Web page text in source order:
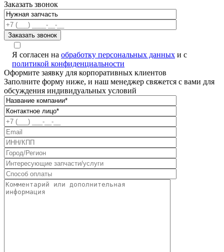
Заказать звонок
Я согласен на обработку персональных данных и с
политикой конфиденциальности
Оформите заявку для корпоративных клиентов
Заполните форму ниже, и наш менеджер свяжется с вами для
обсуждения индивидуальных условий